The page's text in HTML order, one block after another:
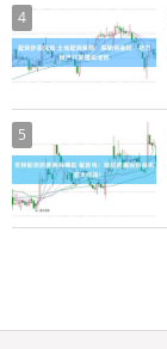
4
5